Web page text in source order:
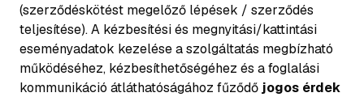
(szerződéskötést megelőző lépések / szerződés
teljesítése). A kézbesítési és megnyitási/kattintási
eseményadatok kezelése a szolgáltatás megbízható
működéséhez, kézbesíthetőségéhez és a foglalási
kommunikáció átláthatóságához fűződő jogos érdek